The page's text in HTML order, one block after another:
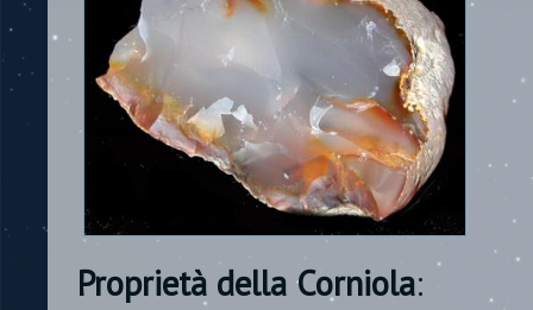
Proprietà della Corniola: